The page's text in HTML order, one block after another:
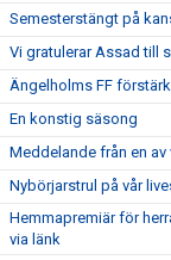
Semesterstängt på
Vi gratulerar Assad till
Ängelholms FF
En konstig säsong
Meddelande från en
Nybörjarstrul på vår
Hemmapremiär för
via länk